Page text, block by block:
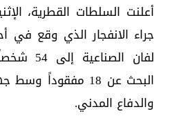
أعلنت السلطات القطرية،
جراء الانفجار الذي وقع في
لفان
البحث عن 18
والدفاع المدني.